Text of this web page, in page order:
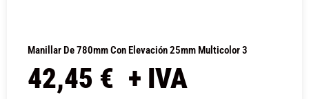
Manillar De 780mm Con Elevación 25mm Multicolor 3
42,45 € + IVA